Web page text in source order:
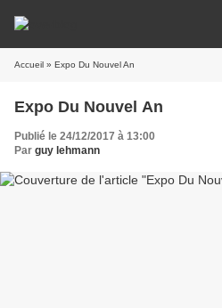
Accueil » Expo Du Nouvel An
Expo Du Nouvel An
Publié le 24/12/2017 à 13:00
Par guy lehmann